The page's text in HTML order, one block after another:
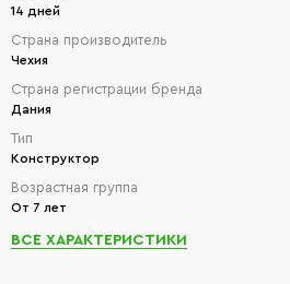
14 дней
Страна производитель
Чехия
Страна регистрации бренда
Дания
Тип
Конструктор
Возрастная группа
От 7 лет
ВСЕ ХАРАКТЕРИСТИКИ